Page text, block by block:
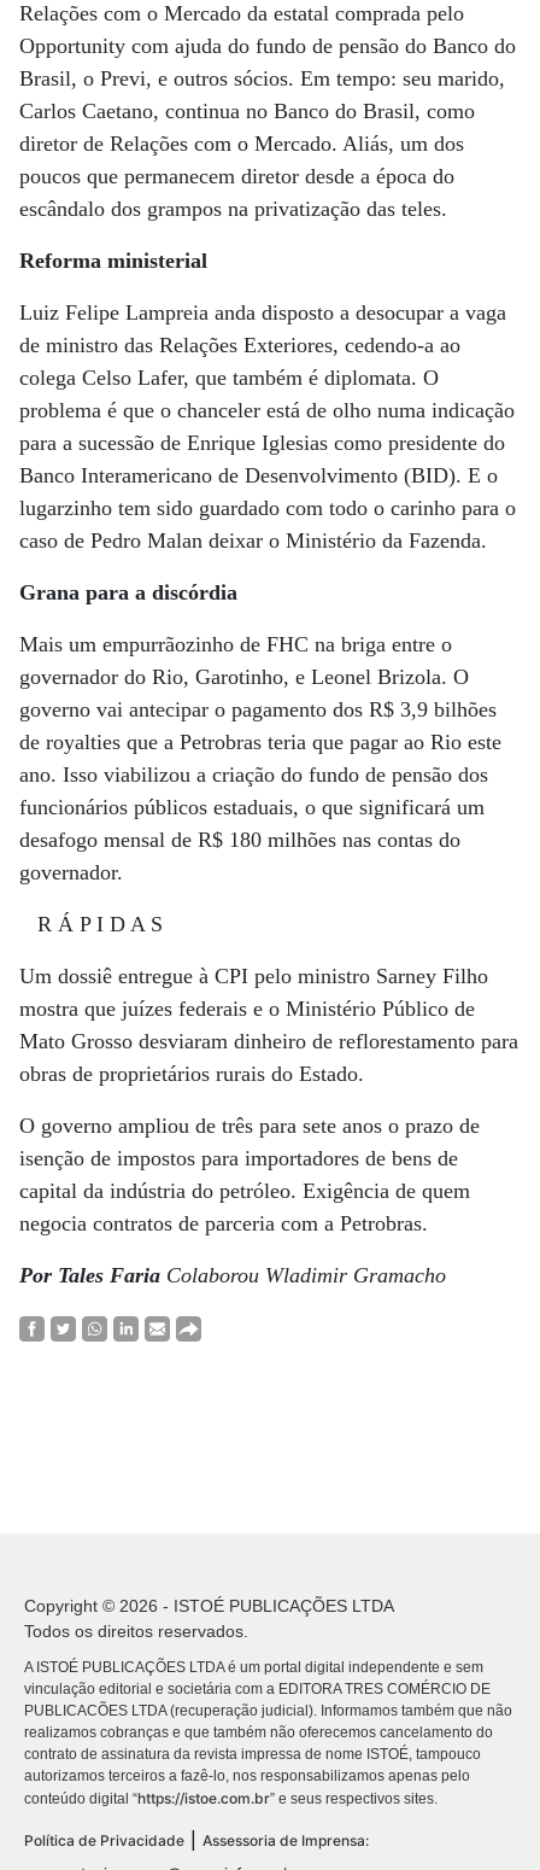
Relações com o Mercado da estatal comprada pelo
Opportunity com ajuda do fundo de pensão do Banco do
Brasil, o Previ, e outros sócios. Em tempo: seu marido,
Carlos Caetano, continua no Banco do Brasil, como
diretor de Relações com o Mercado. Aliás, um dos
poucos que permanecem diretor desde a época do
escândalo dos grampos na privatização das teles.
Reforma ministerial
Luiz Felipe Lampreia anda disposto a desocupar a vaga
de ministro das Relações Exteriores, cedendo-a ao
colega Celso Lafer, que também é diplomata. O
problema é que o chanceler está de olho numa indicação
para a sucessão de Enrique Iglesias como presidente do
Banco Interamericano de Desenvolvimento (BID). E o
lugarzinho tem sido guardado com todo o carinho para o
caso de Pedro Malan deixar o Ministério da Fazenda.
Grana para a discórdia
Mais um empurrãozinho de FHC na briga entre o
governador do Rio, Garotinho, e Leonel Brizola. O
governo vai antecipar o pagamento dos R$ 3,9 bilhões
de royalties que a Petrobras teria que pagar ao Rio este
ano. Isso viabilizou a criação do fundo de pensão dos
funcionários públicos estaduais, o que significará um
desafogo mensal de R$ 180 milhões nas contas do
governador.
R Á P I D A S
Um dossiê entregue à CPI pelo ministro Sarney Filho
mostra que juízes federais e o Ministério Público de
Mato Grosso desviaram dinheiro de reflorestamento para
obras de proprietários rurais do Estado.
O governo ampliou de três para sete anos o prazo de
isenção de impostos para importadores de bens de
capital da indústria do petróleo. Exigência de quem
negocia contratos de parceria com a Petrobras.
Por Tales Faria Colaborou Wladimir Gramacho
Copyright © 2026 - ISTOÉ PUBLICAÇÕES LTDA
Todos os direitos reservados.
A ISTOÉ PUBLICAÇÕES LTDA é um portal digital independente e sem
vinculação editorial e societária com a EDITORA TRES COMÉRCIO DE
PUBLICACÕES LTDA (recuperação judicial). Informamos também que não
realizamos cobranças e que também não oferecemos cancelamento do
contrato de assinatura da revista impressa de nome ISTOÉ, tampouco
autorizamos terceiros a fazê-lo, nos responsabilizamos apenas pelo
conteúdo digital “https://istoe.com.br” e seus respectivos sites.
Política de Privacidade
Assessoria de Imprensa: